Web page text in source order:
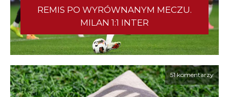
REMIS PO WYRÓWNANYM MECZU.
MILAN 1:1 INTER
51 komentarzy